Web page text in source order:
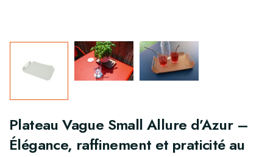
Plateau Vague Small Allure d’Azur –
Élégance, raffinement et praticité au